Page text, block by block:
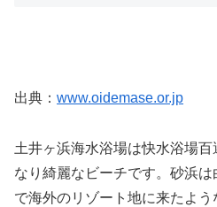
出典： www.oidemase.or.jp
土井ヶ浜海水浴場は快水浴場
なり綺麗なビーチです。砂浜
で海外のリゾート地に来たよ